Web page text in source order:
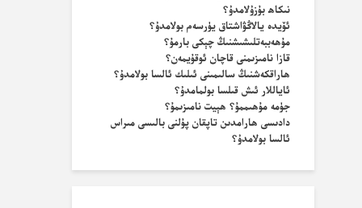
نىكاھ بۇزۇلامدۇ؟
ئۆيدە يالاڭۋاشتاق يۈرسەم بولامدۇ؟
مۇھەببەتلىشىشنىڭ چېكى بارمۇ؟
قازا نامىزىمنى قاچان ئوقۇيمەن؟
ھاراقكەشنىڭ سالىمىنى ئىلىك ئالسا بولامدۇ؟
ئاياللار ئىش قىلسا بولمامدۇ؟
جۈمە مۇھىممۇ؟ ھېيت نامىزىمۇ؟
دادىسى ھارامدىن تاپقان پۇلنى بالىسى مىراس
ئالسا بولامدۇ؟